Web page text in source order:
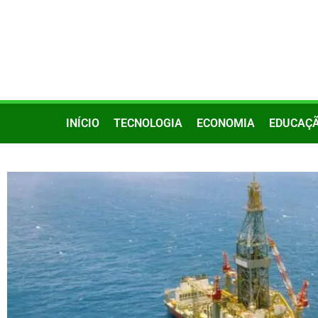
INÍCIO TECNOLOGIA ECONOMIA